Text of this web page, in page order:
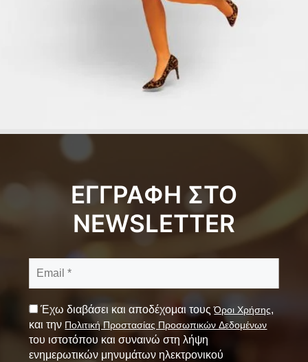
ΕΓΓΡΑΦΗ ΣΤΟ
NEWSLETTER
Έχω διαβάσει και αποδέχομαι τουςΌροι Χρήσης,
και την Πολιτική Προστασίας Προσωπικών Δεδομένων
του ιστοτόπου και συναινώ στη λήψη
ενημερωτικών μηνυμάτων ηλεκτρονικού